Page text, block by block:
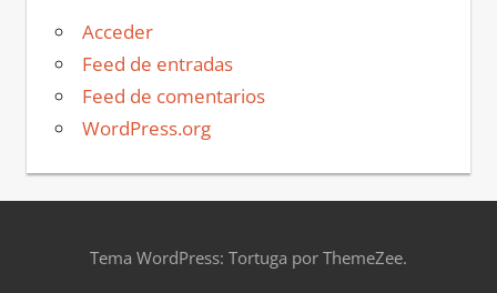
Acceder
Feed de entradas
Feed de comentarios
WordPress.org
Tema WordPress: Tortuga por ThemeZee.